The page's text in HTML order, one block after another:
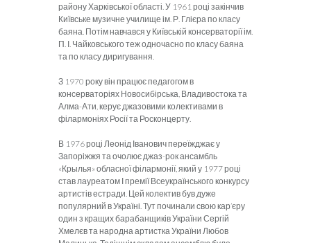
району Харківської області. У 1961 році закінчив
Київське музичне училище ім. Р. Глієра по класу
баяна. Потім навчався у Київській консерваторії ім.
П. І. Чайковського теж одночасно по класу баяна
та по класу диригування.
З 1970 року він працює педагогом в
консерваторіях Новосибірська, Владивостока та
Алма-Ати, керує джазовими колективами в
філармоніях Росії та Росконцерту.
В 1976 році Леонід Іванович переїжджає у
Запоріжжя та очолює джаз-рок ансамбль
«Крылья» обласної філармонії, який у 1977 році
став лауреатом І премії Всеукраїнського конкурсу
артистів естради. Цей колектив був дуже
популярний в Україні. Тут починали свою кар’єру
один з кращих барабанщиків України Сергій
Хмелєв та народна артистка України Любов